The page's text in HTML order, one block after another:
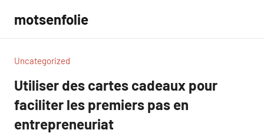
contenu
motsenfolie
Uncategorized
Utiliser des cartes cadeaux pour
faciliter les premiers pas en
entrepreneuriat